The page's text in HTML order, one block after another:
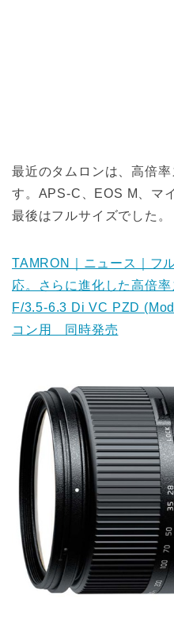
最近のタムロンは、高倍
す。APS-C、EOS M、マ
最後はフルサイズでした。
TAMRON｜ニュース｜フ
応。さらに進化した高倍
F/3.5-6.3 Di VC PZD
コン用 同時発売